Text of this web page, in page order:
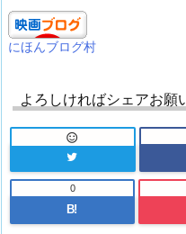
にほんブログ村
よろしければシェアお願

B!
0